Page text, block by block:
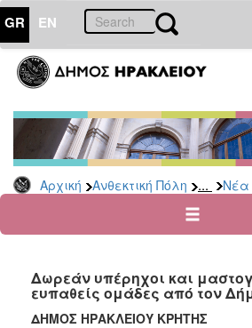
GR EN
Αρχική Ανθεκτική Πόλη ... Νέα
ΑΝΘΕΚΤΙΚΗ
ΠΟΛΗ
Κοινωνική
Πολιτική
Νέα
Ανακοινώσεις
για
Οικονομική
Αδυναμία
Δωρεάν υπέρηχοι και
ευπαθείς ομάδες από τον
ΔΗΜΟΣ ΗΡΑΚΛΕΙΟΥ ΚΡΗΤΗΣ